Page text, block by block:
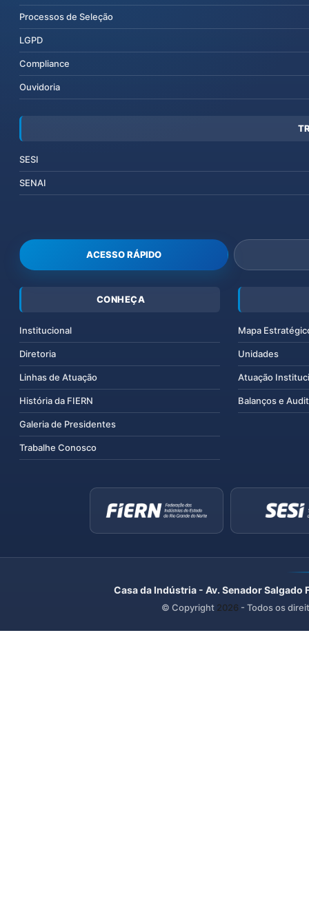
Processos de Seleção
LGPD
Compliance
Ouvidoria
SESI
SENAI
ACESSO RÁPIDO
CONHEÇA
Institucional
Diretoria
Linhas de Atuação
História da FIERN
Galeria de Presidentes
Trabalhe Conosco
Mapa
Unidades
Atuação
Balanços e
Casa da Indústria - Av. Senador
© Copyright 2026 - Todos os